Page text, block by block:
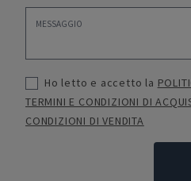
Ho letto e accetto la
TERMINI E CONDIZIONI DI
CONDIZIONI DI VENDITA